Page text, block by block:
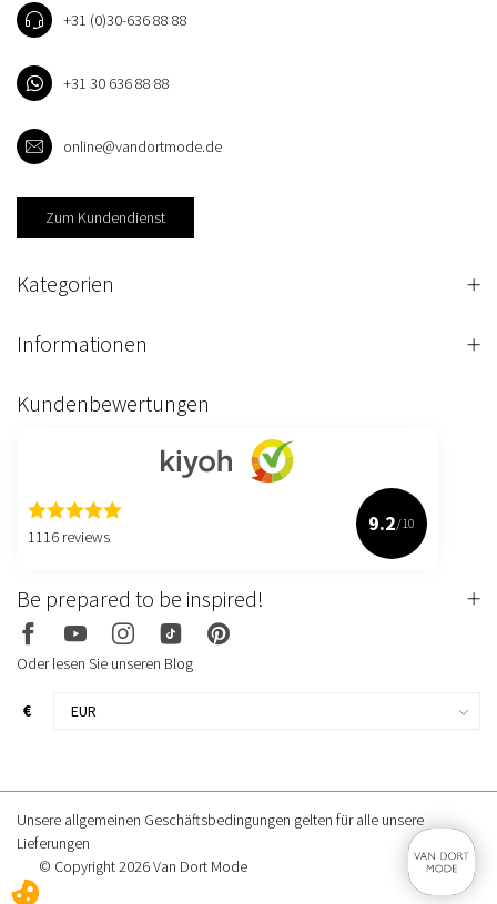
+31 (0)30-636 88 88
+31 30 636 88 88
online@vandortmode.de
Zum Kundendienst
Kategorien
Informationen
Kundenbewertungen
1116 reviews
9.2/10
Be prepared to be inspired!
Oder lesen Sie unseren Blog
€
Unsere allgemeinen Geschäftsbedingungen gelten für alle unsere
Lieferungen
© Copyright 2026 Van Dort Mode